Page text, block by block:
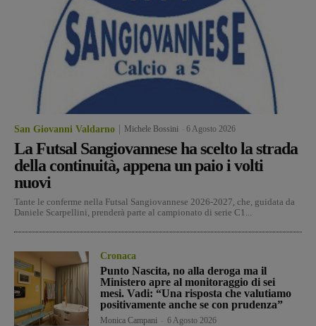
San Giovanni Valdarno Michele Bossini 6 Agosto 2026
La Futsal Sangiovannese ha scelto la strada
della continuità, appena un paio i volti
nuovi
Tante le conferme nella Futsal Sangiovannese 2026-2027, che, guidata da
Daniele Scarpellini, prenderà parte al campionato di serie C1...
Cronaca
Punto Nascita, no alla deroga ma il
Ministero apre al monitoraggio di sei
mesi. Vadi: “Una risposta che valutiamo
positivamente anche se con prudenza”
Monica Campani 6 Agosto 2026